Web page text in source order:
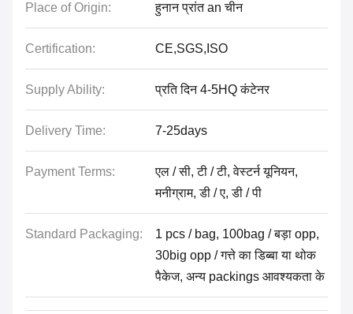
Place of Origin: हुनान प्रांत an चीन
Certification: CE,SGS,ISO
Supply Ability: प्रति दिन 4-5HQ कंटेनर
Delivery Time: 7-25days
Payment Terms:
एल / सी, टी / टी, वेस्टर्न यूनियन,
मनीग्राम, डी / ए, डी / पी
Standard Packaging:
1 pcs / bag, 100bag / बड़ा opp,
30big opp / गत्ते का डिब्बा या थोक
पैकेज, अन्य packings आवश्यकता के